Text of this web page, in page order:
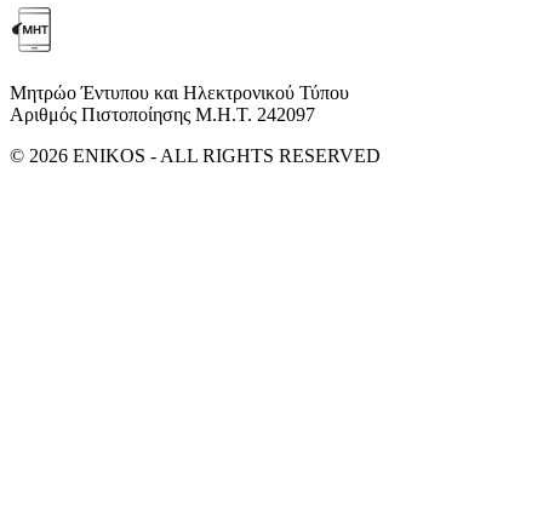
Μητρώο Έντυπου και Ηλεκτρονικού Τύπου
Αριθμός Πιστοποίησης Μ.Η.Τ. 242097
© 2026 ENIKOS - ALL RIGHTS RESERVED